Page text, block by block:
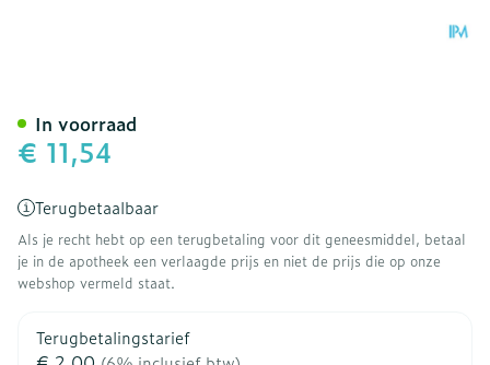
€ 11,54
Terugbetaalbaar
Als je recht hebt op een terugbetaling voor dit geneesmiddel, betaal
je in de apotheek een verlaagde prijs en niet de prijs die op onze
webshop vermeld staat.
Terugbetalingstarief
In voorraad